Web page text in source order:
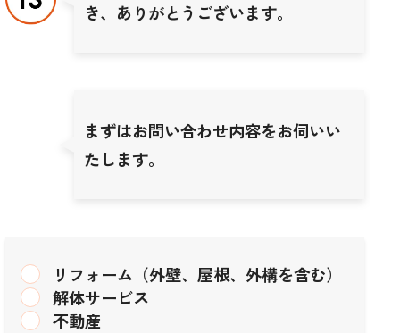
き、ありがとうございます。
まずはお問い合わせ内容をお伺いい
たします。
リフォーム（外壁、屋根、外構を含む）
解体サービス
不動産